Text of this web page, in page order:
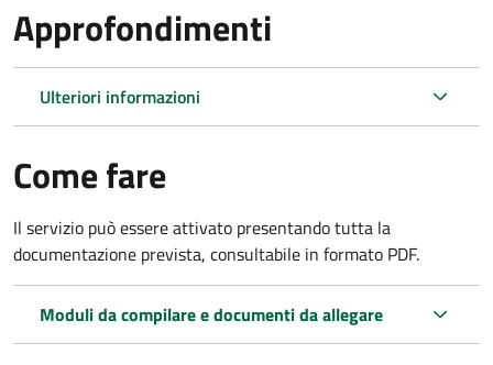
Approfondimenti
Ulteriori informazioni
Come fare
Il servizio può essere attivato presentando tutta la
documentazione prevista, consultabile in formato PDF.
Moduli da compilare e documenti da allegare